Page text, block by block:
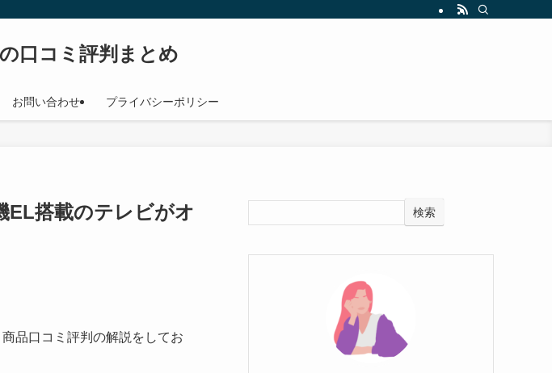
口コミ評判まとめ
お問い合わせ プライバシーポリシー
EL搭載のテレビがオ
品口コミ評判の解説をしてお
検索